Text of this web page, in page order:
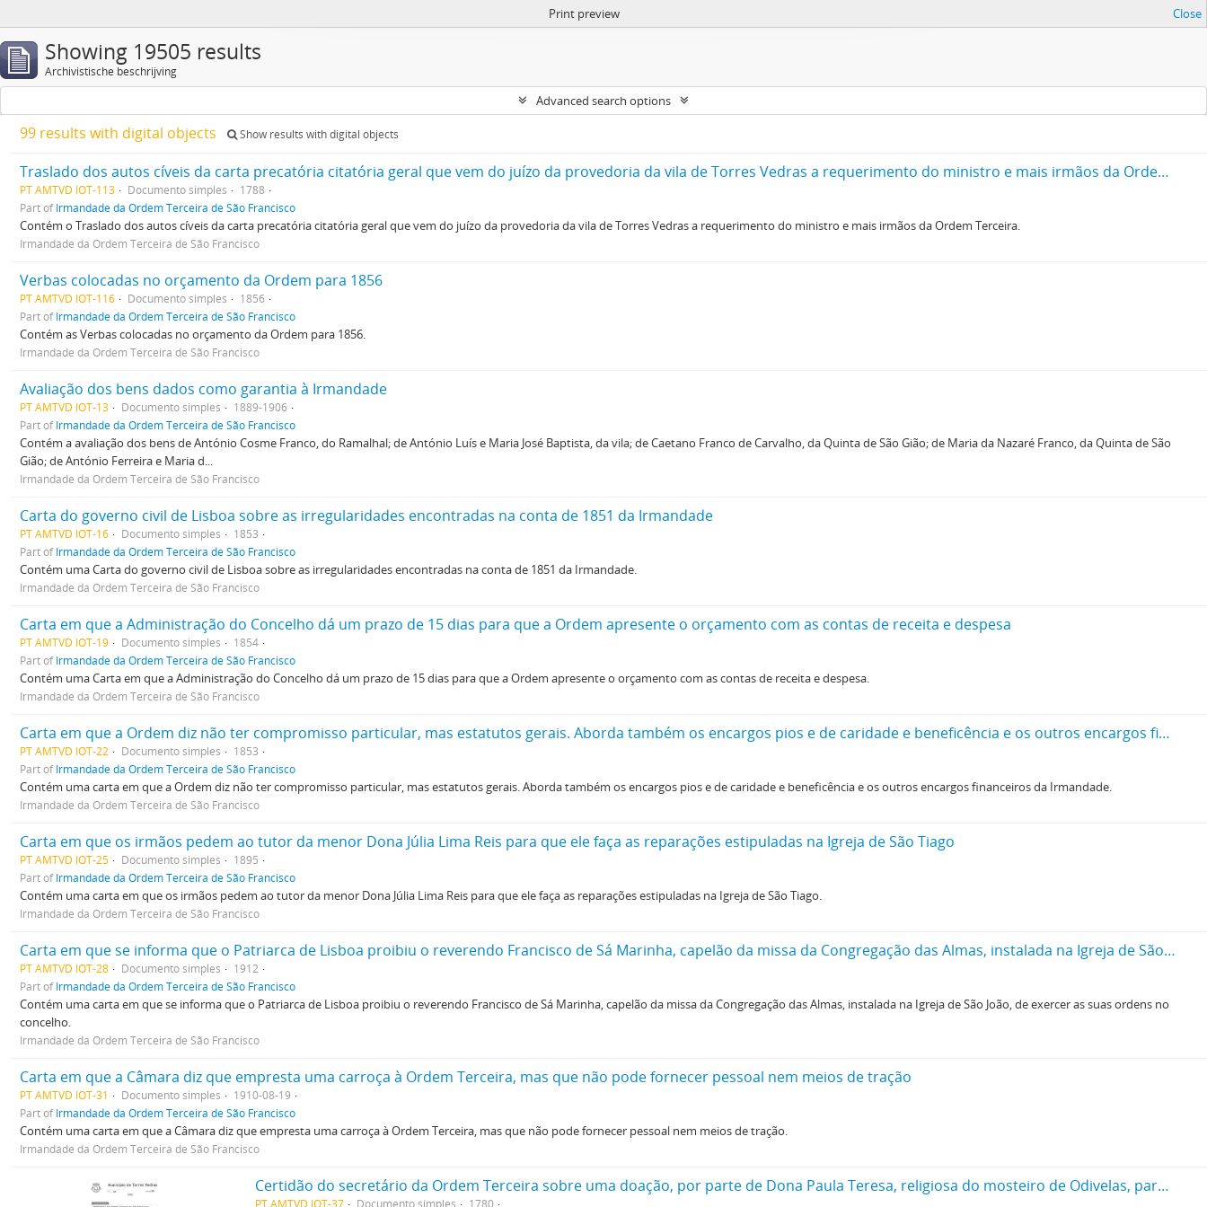
Print preview Close
Showing 19505 results
Archivistische beschrijving
Advanced search options
99 results with digital objects Show results with digital objects
Traslado dos autos cíveis da carta precatória citatória geral que vem do juízo da provedoria da vila de Torres Vedras a requerimento do ministro e mais irmãos da Ordem Terceira
PT AMTVD IOT-113 Documento simples
1788
Part ofIrmandade da Ordem Terceira de São Francisco
Contém o Traslado dos autos cíveis da carta precatória citatória geral que vem do juízo da provedoria da vila de Torres Vedras a requerimento do ministro e mais irmãos da Ordem Terceira.
Irmandade da Ordem Terceira de São Francisco
Verbas colocadas no orçamento da Ordem para 1856
PT AMTVD IOT-116 Documento simples
1856
Part ofIrmandade da Ordem Terceira de São Francisco
Contém as Verbas colocadas no orçamento da Ordem para 1856.
Irmandade da Ordem Terceira de São Francisco
Avaliação dos bens dados como garantia à Irmandade
PT AMTVD IOT-13 Documento simples
1889-1906
Part ofIrmandade da Ordem Terceira de São Francisco
Contém a avaliação dos bens de António Cosme Franco, do Ramalhal; de António Luís e Maria José Baptista, da vila; de Caetano Franco de Carvalho, da Quinta de São Gião; de Maria da Nazaré Franco, da Quinta de São
Gião; de António Ferreira e Maria d...
Irmandade da Ordem Terceira de São Francisco
Carta do governo civil de Lisboa sobre as irregularidades encontradas na conta de 1851 da Irmandade
PT AMTVD IOT-16 Documento simples
1853
Part ofIrmandade da Ordem Terceira de São Francisco
Contém uma Carta do governo civil de Lisboa sobre as irregularidades encontradas na conta de 1851 da Irmandade.
Irmandade da Ordem Terceira de São Francisco
Carta em que a Administração do Concelho dá um prazo de 15 dias para que a Ordem apresente o orçamento com as contas de receita e despesa
PT AMTVD IOT-19 Documento simples
1854
Part ofIrmandade da Ordem Terceira de São Francisco
Contém uma Carta em que a Administração do Concelho dá um prazo de 15 dias para que a Ordem apresente o orçamento com as contas de receita e despesa.
Irmandade da Ordem Terceira de São Francisco
Carta em que a Ordem diz não ter compromisso particular, mas estatutos gerais. Aborda também os encargos pios e de caridade e beneficência e os outros encargos financeiros da Irmandade.
PT AMTVD IOT-22 Documento simples
1853
Part ofIrmandade da Ordem Terceira de São Francisco
Contém uma carta em que a Ordem diz não ter compromisso particular, mas estatutos gerais. Aborda também os encargos pios e de caridade e beneficência e os outros encargos financeiros da Irmandade.
Irmandade da Ordem Terceira de São Francisco
Carta em que os irmãos pedem ao tutor da menor Dona Júlia Lima Reis para que ele faça as reparações estipuladas na Igreja de São Tiago
PT AMTVD IOT-25 Documento simples
1895
Part ofIrmandade da Ordem Terceira de São Francisco
Contém uma carta em que os irmãos pedem ao tutor da menor Dona Júlia Lima Reis para que ele faça as reparações estipuladas na Igreja de São Tiago.
Irmandade da Ordem Terceira de São Francisco
Carta em que se informa que o Patriarca de Lisboa proibiu o reverendo Francisco de Sá Marinha, capelão da missa da Congregação das Almas, instalada na Igreja de São João, de exercer as suas ordens no concelho
PT AMTVD IOT-28 Documento simples
1912
Part ofIrmandade da Ordem Terceira de São Francisco
Contém uma carta em que se informa que o Patriarca de Lisboa proibiu o reverendo Francisco de Sá Marinha, capelão da missa da Congregação das Almas, instalada na Igreja de São João, de exercer as suas ordens no
concelho.
Irmandade da Ordem Terceira de São Francisco
Carta em que a Câmara diz que empresta uma carroça à Ordem Terceira, mas que não pode fornecer pessoal nem meios de tração
PT AMTVD IOT-31 Documento simples
1910-08-19
Part ofIrmandade da Ordem Terceira de São Francisco
Contém uma carta em que a Câmara diz que empresta uma carroça à Ordem Terceira, mas que não pode fornecer pessoal nem meios de tração.
Irmandade da Ordem Terceira de São Francisco
Certidão do secretário da Ordem Terceira sobre uma doação, por parte de Dona Paula Teresa, religiosa do mosteiro de Odivelas, para a fundação de um Recolhimento, que não se efetuou
PT AMTVD IOT-37 Documento simples 1780